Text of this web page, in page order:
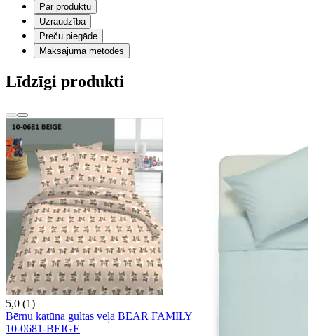
Par produktu
Uzraudzība
Preču piegāde
Maksājuma metodes
Līdzīgi produkti
5,0 (1)
Bērnu katūna gultas veļa BEAR FAMILY
10-0681-BEIGE